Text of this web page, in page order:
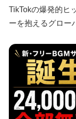
TikTokの爆発的ヒ
ーを抱えるグロー